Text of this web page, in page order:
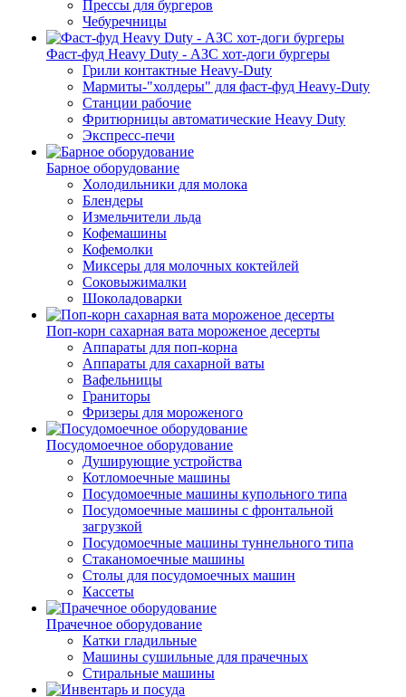
Прессы для бургеров
Чебуречницы
Фаст-фуд Heavy Duty - АЗС хот-доги бургеры
Грили контактные Heavy-Duty
Мармиты-"холдеры" для фаст-фуд Heavy-Duty
Станции рабочие
Фритюрницы автоматические Heavy Duty
Экспресс-печи
Барное оборудование
Холодильники для молока
Блендеры
Измельчители льда
Кофемашины
Кофемолки
Миксеры для молочных коктейлей
Соковыжималки
Шоколадоварки
Поп-корн сахарная вата мороженое десерты
Аппараты для поп-корна
Аппараты для сахарной ваты
Вафельницы
Граниторы
Фризеры для мороженого
Посудомоечное оборудование
Душирующие устройства
Котломоечные машины
Посудомоечные машины купольного типа
Посудомоечные машины с фронтальной
загрузкой
Посудомоечные машины туннельного типа
Стаканомоечные машины
Столы для посудомоечных машин
Кассеты
Прачечное оборудование
Катки гладильные
Машины сушильные для прачечных
Стиральные машины